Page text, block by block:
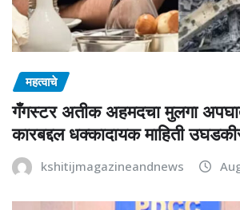
महत्वाचे
गँगस्टर अतीक अहमदचा मुलगा
कारबद्दल धक्कादायक माहिती
kshitijmagazineandnews